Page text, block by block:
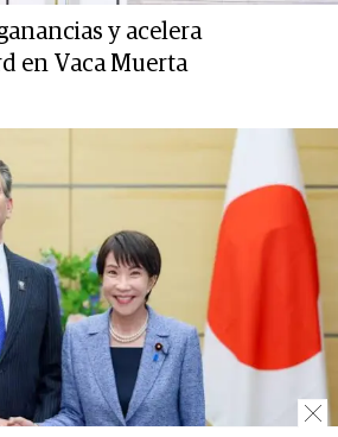
y acelera
en Vaca Muerta